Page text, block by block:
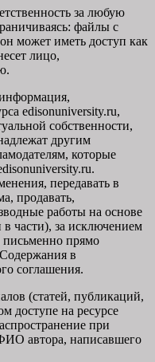
за любую
файлы с
может иметь доступ как
лицо,
edisonuniversity.ru,
собственности,
другим
которые
передавать в
продавать,
работы на основе
части), за исключением
письменно прямо
в
соглашения.
(статей, публикаций,
доступе на ресурсе
при
автора, написавшего